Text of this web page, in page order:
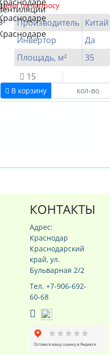
Цена по запросу
Производитель Китай
Инвертор
Да
Площадь, м²
35
15
В корзину
КОНТАКТЫ
Адрес:
Краснодар
Краснодарский
край, ул.
Бульварная 2/2
Тел. +7-906-692-
60-68